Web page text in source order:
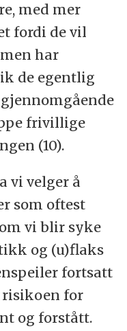
med mer
fordi de vil
har
de egentlig
frivillige
(10).
vi velger å
som oftest
vi blir syke
og (u)flaks
fortsatt
for
og forstått.